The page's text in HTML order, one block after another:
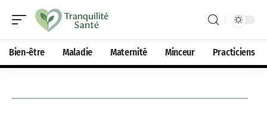
Bien-être Maladie Maternité Minceur Practiciens